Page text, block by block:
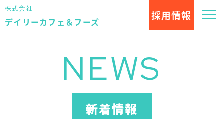
NEWS
新着情報
株式会社
デイリーカフェ＆フーズ
採用情報